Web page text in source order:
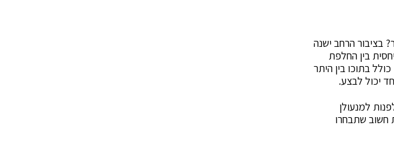
בציבור הרחב ישנה
בין החלפת
בתוכו בין היתר
יכול לבצע.
למנעולן
חשוב שתבחרו